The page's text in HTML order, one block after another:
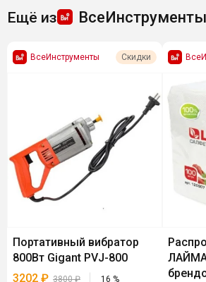
Ещё из ВсеИнструменты
ВсеИнструменты Скидки
Портативный вибратор
800Вт Gigant PVJ-800
3202 ₽ 3800₽ 16 %
ЛАЙМА,